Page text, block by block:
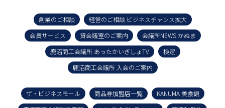
創業のご相談
経営のご相談 ビジネスチャンス拡大
会員サービス
貸会議室のご案内
会議所NEWS かぬま
鹿沼商工会議所 あったかいぎしょTV
検定
鹿沼商工会議所 入会のご案内
ザ・ビジネスモール 商品券加盟店一覧
KANUMA 美食観